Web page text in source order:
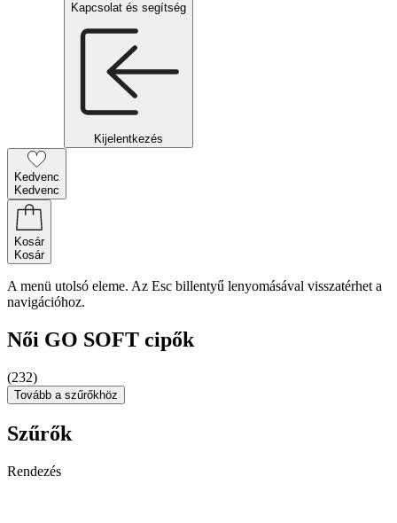
Kapcsolat és segítség
Kijelentkezés
Kedvenc
Kedvenc
Kosár
Kosár
A menü utolsó eleme. Az Esc billentyű lenyomásával visszatérhet a
navigációhoz.
Női GO SOFT cipők
(232)
Tovább a szűrőkhöz
Szűrők
Rendezés